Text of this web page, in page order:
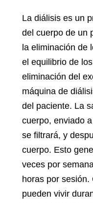
La diálisises un
del cuerpo de un
la eliminación de
el equilibrio de
eliminación del
máquina de
del paciente. La
cuerpo, enviado
se filtrará, y
cuerpo. Esto
veces por
horas por
pueden vivir